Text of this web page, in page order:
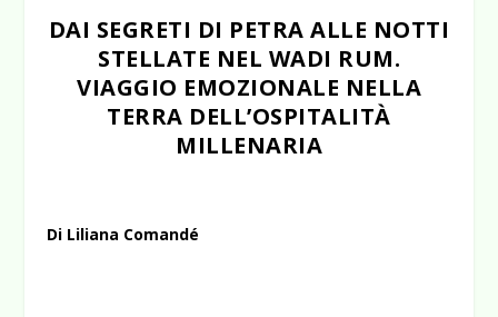
DAI SEGRETI DI PETRA ALLE NOTTI
STELLATE NEL WADI RUM.
VIAGGIO EMOZIONALE NELLA
TERRA DELL’OSPITALITÀ
MILLENARIA
Di Liliana Comandé